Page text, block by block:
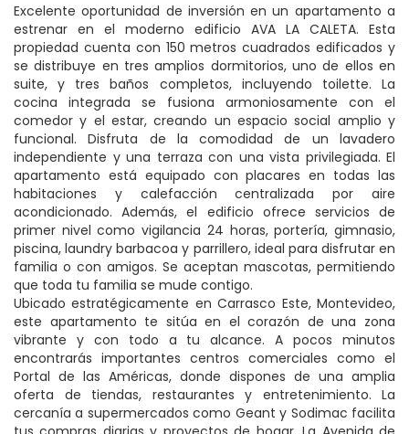
Excelente oportunidad de inversión en un apartamento a
estrenar en el moderno edificio AVA LA CALETA. Esta
propiedad cuenta con 150 metros cuadrados edificados y
se distribuye en tres amplios dormitorios, uno de ellos en
suite, y tres baños completos, incluyendo toilette. La
cocina integrada se fusiona armoniosamente con el
comedor y el estar, creando un espacio social amplio y
funcional. Disfruta de la comodidad de un lavadero
independiente y una terraza con una vista privilegiada. El
apartamento está equipado con placares en todas las
habitaciones y calefacción centralizada por aire
acondicionado. Además, el edificio ofrece servicios de
primer nivel como vigilancia 24 horas, portería, gimnasio,
piscina, laundry barbacoa y parrillero, ideal para disfrutar en
familia o con amigos. Se aceptan mascotas, permitiendo
que toda tu familia se mude contigo.
Ubicado estratégicamente en Carrasco Este, Montevideo,
este apartamento te sitúa en el corazón de una zona
vibrante y con todo a tu alcance. A pocos minutos
encontrarás importantes centros comerciales como el
Portal de las Américas, donde dispones de una amplia
oferta de tiendas, restaurantes y entretenimiento. La
cercanía a supermercados como Geant y Sodimac facilita